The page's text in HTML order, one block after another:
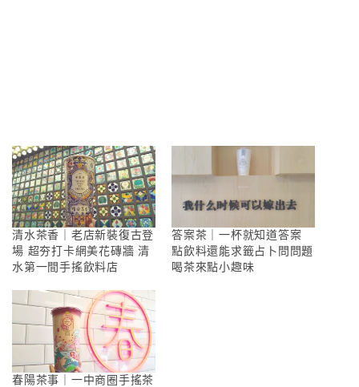
清水茶香｜老店新裝復古登
場 超夯打卡網美花磚牆 清
水第一間手搖飲料店
答案茶｜一杯就知道答案
點飲料還能求籤占卜問問題
喝茶來點小趣味
春陽茶事｜一中商圈手搖茶